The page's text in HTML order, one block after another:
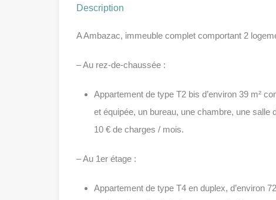
Description
A Ambazac, immeuble complet comportant 2
– Au rez-de-chaussée :
Appartement de type T2 bis d’environ 39 m²
et équipée, un bureau, une chambre, une salle
10 € de charges / mois.
– Au 1er étage :
Appartement de type T4 en duplex, d’environ